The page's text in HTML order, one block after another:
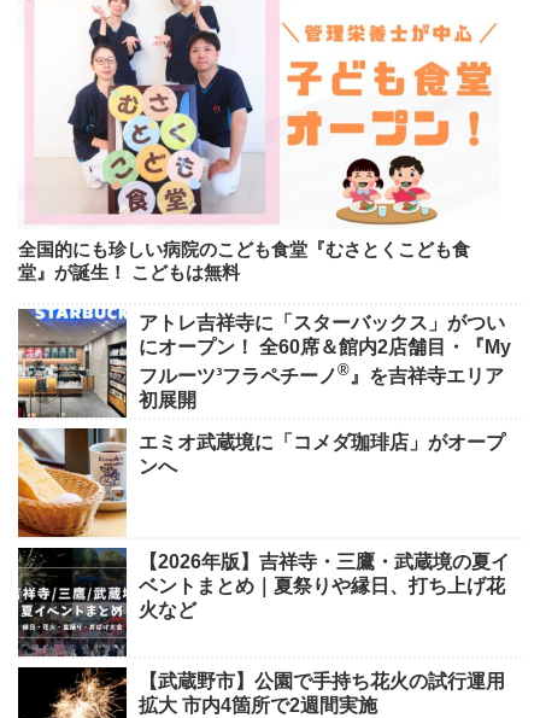
全国的にも珍しい病院のこども食堂『むさとくこども食
堂』が誕生！ こどもは無料
アトレ吉祥寺に「スターバックス」がつい
にオープン！ 全60席＆館内2店舗目・『My
フルーツ³フラペチーノ® 』を吉祥寺エリア
初展開
エミオ武蔵境に「コメダ珈琲店」がオープ
ンへ
【2026年版】吉祥寺・三鷹・武蔵境の夏イ
ベントまとめ｜夏祭りや縁日、打ち上げ花
火など
【武蔵野市】公園で手持ち花火の試行運用
拡大 市内4箇所で2週間実施